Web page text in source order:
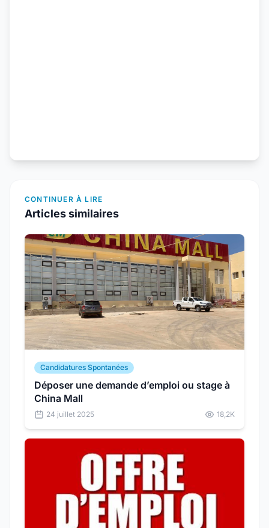
CONTINUER À LIRE
Articles similaires
Candidatures Spontanées
Déposer une demande d’emploi ou stage à
China Mall
24 juillet 2025 18,2K